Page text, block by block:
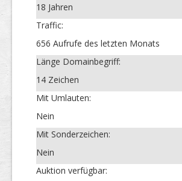
18 Jahren
Traffic:
656 Aufrufe des letzten Monats
Länge Domainbegriff:
14 Zeichen
Mit Umlauten:
Nein
Mit Sonderzeichen:
Nein
Auktion verfügbar: